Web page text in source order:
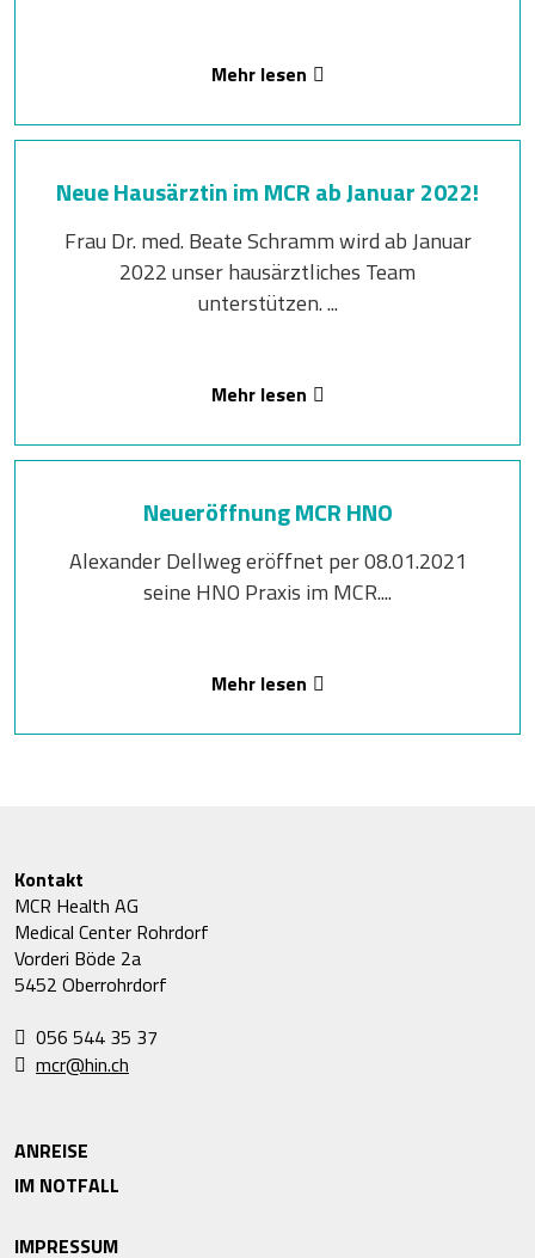
Mehr lesen
Neue Hausärztin im MCR ab Januar 2022!
Frau Dr. med. Beate Schramm wird ab Januar
2022 unser hausärztliches Team
unterstützen. ...
Mehr lesen
Neueröffnung MCR HNO
Alexander Dellweg eröffnet per 08.01.2021
seine HNO Praxis im MCR....
Mehr lesen
Kontakt
MCR Health AG
Medical Center Rohrdorf
Vorderi Böde 2a
5452 Oberrohrdorf
056 544 35 37
mcr@hin.ch
ANREISE
IM NOTFALL
IMPRESSUM